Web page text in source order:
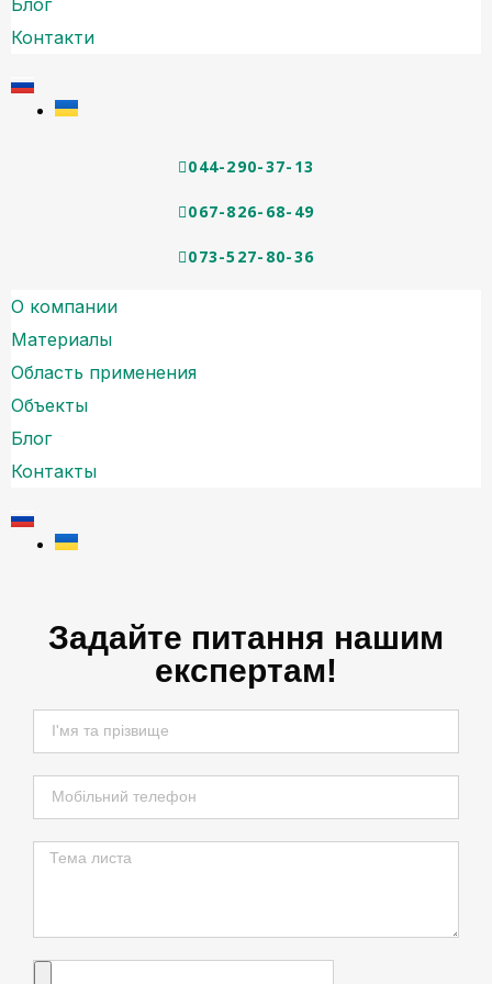
Контакти
044-290-37-13
067-826-68-49
073-527-80-36
О компании
Материалы
Область применения
Объекты
Блог
Контакты
Задайте питання нашим
експертам!